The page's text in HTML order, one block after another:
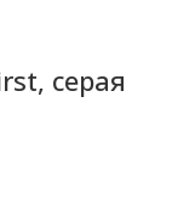
серая